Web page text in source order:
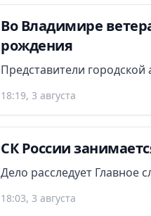
Во Владимире
рождения
Представители
18:19, 3 августа
СК России
Дело расследует Главное
18:03, 3 августа